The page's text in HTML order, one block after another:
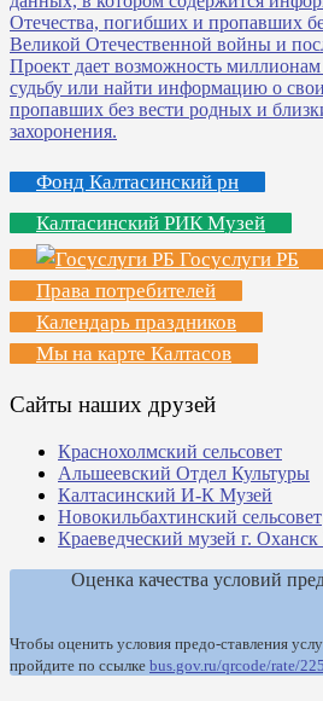
Фонд Калтасинский рн
Калтасинский РИК Музей
Госуслуги РБ
Права потребителей
Календарь праздников
Мы на карте Калтасов
Сайты наших друзей
Краснохолмский сельсовет
Альшеевский Отдел Культуры
Калтасинский И-К Музей
Новокильбахтинский сельсовет
Краеведческий музей г.
Оценка качества условий
Чтобы оценить условия предо-ставления
пройдите по ссылке bus.gov.ru/qrcode/rate/